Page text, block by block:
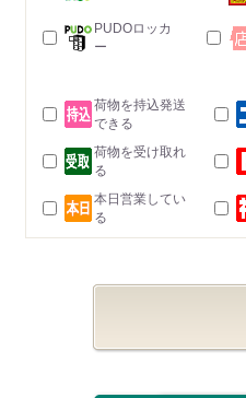
PUDOロッカ
ー
荷物を持込発送
できる
荷物を受け取れ
る
本日営業してい
る